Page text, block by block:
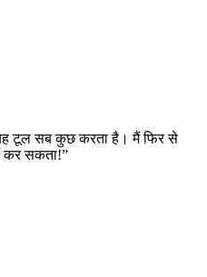
टूल सब कुछ करता है। मैं फिर से
कर सकता!”